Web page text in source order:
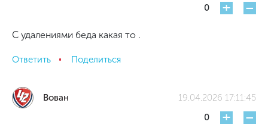
0
+ -
С удалениями беда какая то .
Ответить Поделиться
Вован
19.04.2026 17:11:45
0
+ -